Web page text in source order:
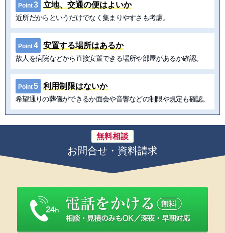
Point3 立地、交通の便はよいか
近所だからというだけでなく集まりやすさも考慮。
Point4 安置する場所はあるか
故人を病院などから直接安置できる場所や部屋があるか確認。
Point5 利用制限はないか
希望通りの葬儀ができるか面会や音響などの制限や規定も確認。
無料相談
お問合せ・資料請求